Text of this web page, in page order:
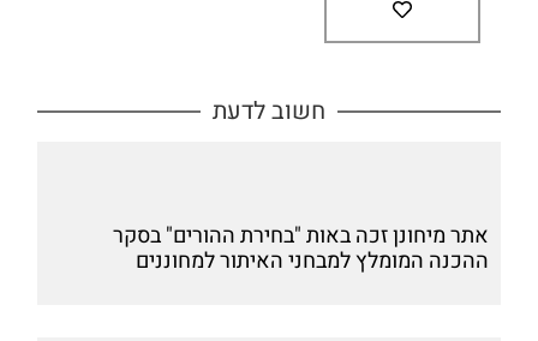
חשוב לדעת
אתר מיחונן זכה באות "בחירת ההורים" בסקר
ההכנה המומלץ למבחני האיתור למחוננים